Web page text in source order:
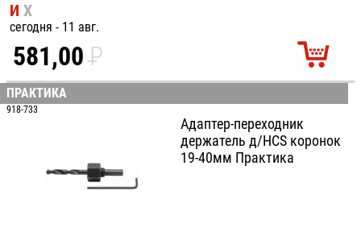
И Х
сегодня - 11 авг.
581,00P
УБ.
ПРАКТИКА
918-733
Адаптер-переходник
держатель д/HCS коронок
19-40мм Практика